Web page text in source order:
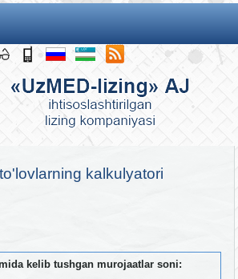
kalkulyatori
kelib tushgan murojaatlar soni: